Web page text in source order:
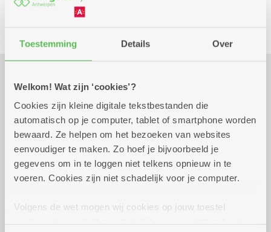
Toestemming Details Over
Welkom! Wat zijn ‘cookies’?
Cookies zijn kleine digitale tekstbestanden die
automatisch op je computer, tablet of smartphone worden
bewaard. Ze helpen om het bezoeken van websites
eenvoudiger te maken. Zo hoef je bijvoorbeeld je
gegevens om in te loggen niet telkens opnieuw in te
voeren. Cookies zijn niet schadelijk voor je computer.
Volgens de wet mogen wij cookies op jouw toestel
Cursus en workshop
Praktisch
vrijdag 23 oktober 2026 14.00 uur tot 17.00 uur
18 euro - vooraf inschrijven noodzakelijk
Reserveer vervoer